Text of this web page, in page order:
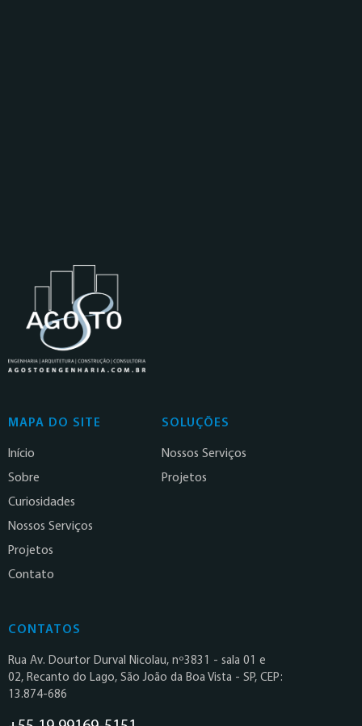
MAPA DO SITE
Início
Sobre
Curiosidades
Nossos Serviços
Projetos
Contato
SOLUÇÕES
Nossos Serviços
Projetos
CONTATOS
Rua Av. Dourtor Durval Nicolau, nº3831 - sala 01 e
02, Recanto do Lago, São João da Boa Vista - SP, CEP:
13.874-686